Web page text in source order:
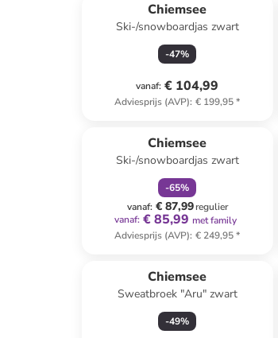
Chiemsee
Ski-/snowboardjas zwart
-47%
vanaf: € 104,99
Adviesprijs (AVP): € 199,95*
Chiemsee
Ski-/snowboardjas zwart
-65%
vanaf: € 87,99regulier
vanaf: € 85,99 met family
Adviesprijs (AVP): € 249,95*
Chiemsee
Sweatbroek "Aru" zwart
-49%